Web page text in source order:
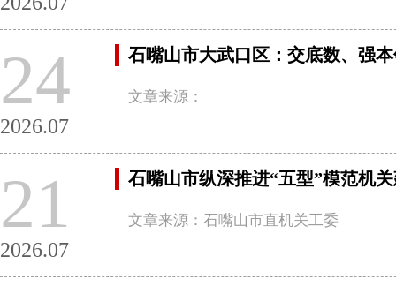
24
2026.07
石嘴山市大武口区：交底数、强
文章来源：
21
2026.07
石嘴山市纵深推进“五型”模范机
文章来源：石嘴山市直机关工委